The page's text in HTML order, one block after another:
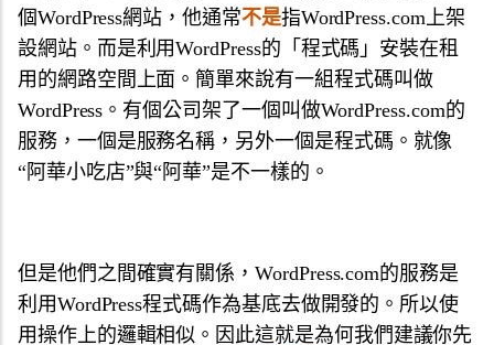
個WordPress網站，他通常不是指WordPress.com上架
設網站。而是利用WordPress的「程式碼」安裝在租
用的網路空間上面。簡單來說有一組程式碼叫做
WordPress。有個公司架了一個叫做WordPress.com的
服務，一個是服務名稱，另外一個是程式碼。就像
“阿華小吃店”與“阿華”是不一樣的。
但是他們之間確實有關係，WordPress.com的服務是
利用WordPress程式碼作為基底去做開發的。所以使
用操作上的邏輯相似。因此這就是為何我們建議你先